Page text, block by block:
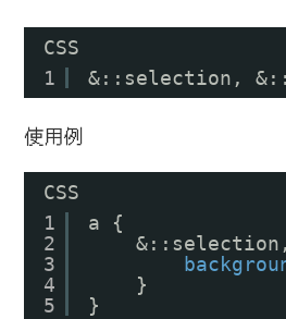
CSS
1
&::selection,
使用例
CSS
1
2
3
4
5
a {
}
}